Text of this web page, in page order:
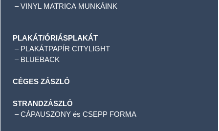
–VINYL MATRICA MUNKÁINK
PLAKÁT/ÓRIÁSPLAKÁT
– PLAKÁTPAPÍR CITYLIGHT
– BLUEBACK
CÉGES ZÁSZLÓ
STRANDZÁSZLÓ
– CÁPAUSZONY és CSEPP FORMA